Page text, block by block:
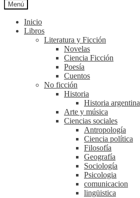
Menú
Inicio
Libros
Literatura y Ficción
Novelas
Ciencia Ficción
Poesía
Cuentos
No ficción
Historia
Historia argentina
Arte y música
Ciencias sociales
Antropología
Ciencia política
Filosofía
Geografía
Sociología
Psicologia
comunicacion
lingüistica